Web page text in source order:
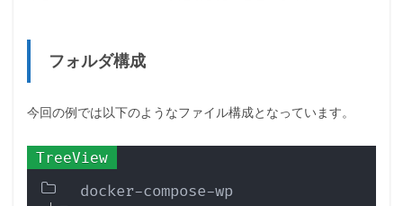
フォルダ構成
今回の例では以下のようなファイル構成となっています。
docker-compose-wp